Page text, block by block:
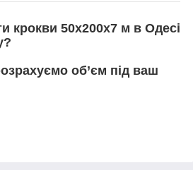
крокви 50х200х7 м в Одесі
об’єм під ваш